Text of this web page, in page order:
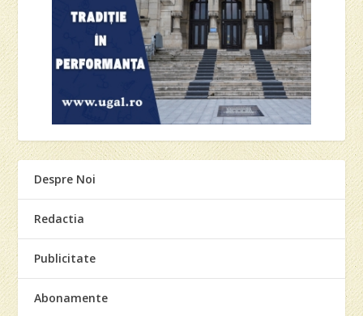
Despre Noi
Redactia
Publicitate
Abonamente